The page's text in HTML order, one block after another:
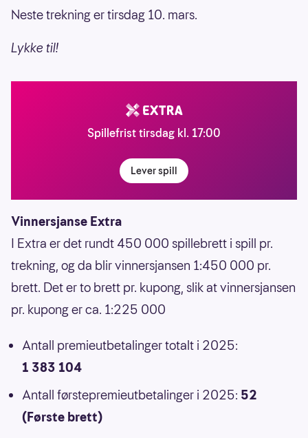
Neste trekning er tirsdag 10. mars.
Lykke til!
Spillefrist tirsdag kl. 17:00
Lever spill
Vinnersjanse Extra
I Extra er det rundt 450 000 spillebrett i spill pr.
trekning, og da blir vinnersjansen 1:450 000 pr.
brett. Det er to brett pr. kupong, slik at vinnersjansen
pr. kupong er ca. 1:225 000
Antall premieutbetalinger totalt i 2025:
1 383 104
Antall førstepremieutbetalinger i 2025: 52
(Første brett)